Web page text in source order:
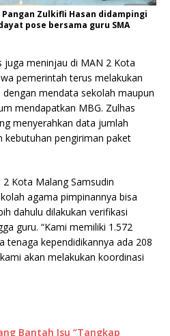
Zulkifli Hasan didampingi
pose bersama guru SMA
juga meninjau di MAN 2 Kota
pemerintah terus melakukan
mendata sekolah maupun
mendapatkan MBG. Zulhas
menyerahkan data jumlah
kebutuhan pengiriman paket
Kota Malang Samsudin
agama pimpinannya bisa
dahulu dilakukan verifikasi
guru. “Kami memiliki 1.572
tenaga kependidikannya ada 208
akan melakukan koordinasi
Bantah Isu “Tangkap